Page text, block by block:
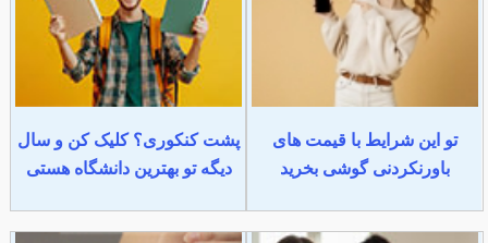
تو این شرایط با قیمت های
باورنکردنی گوشی بخرید
پشت کنکوری؟ کلیک کن و سال
دیگه تو بهترین دانشگاه هستی